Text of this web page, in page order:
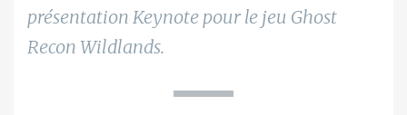
présentation Keynote pour le jeu Ghost
Recon Wildlands.